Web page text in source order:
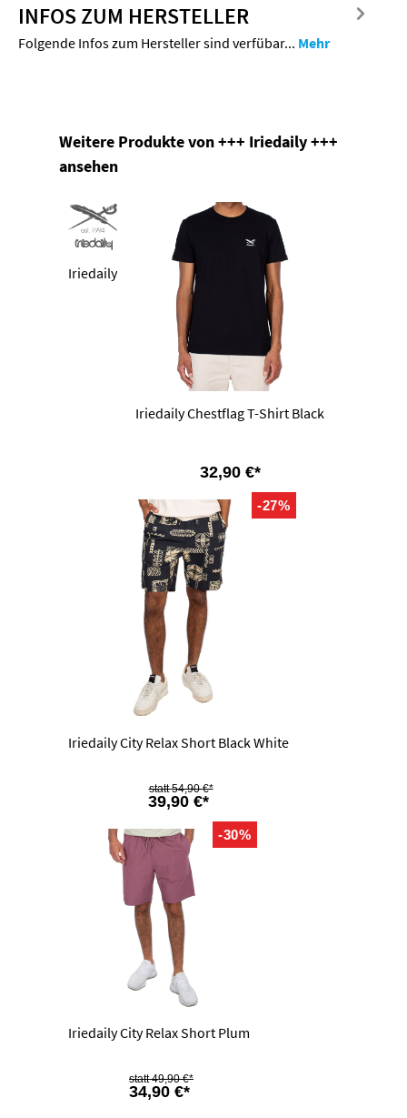
INFOS ZUM HERSTELLER
Folgende Infos zum Hersteller sind verfübar... Mehr
Produktgalerie überspringen
Weitere Produkte von +++ Iriedaily +++
ansehen
Iriedaily
Iriedaily Chestflag T-Shirt Black
32,90 €*
-27%
Iriedaily City Relax Short Black White
39,90 €*
54,90 €*
-30%
Iriedaily City Relax Short Plum
34,90 €*
49,90 €*